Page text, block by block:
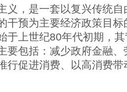
，是一套以复兴传统自
干预为主要经济政策目
于上世纪80年代初期，
要包括：减少政府金融
行促进消费、以高消费